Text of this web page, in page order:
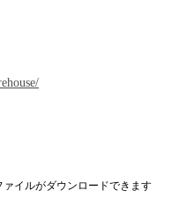
イルがダウンロードできます